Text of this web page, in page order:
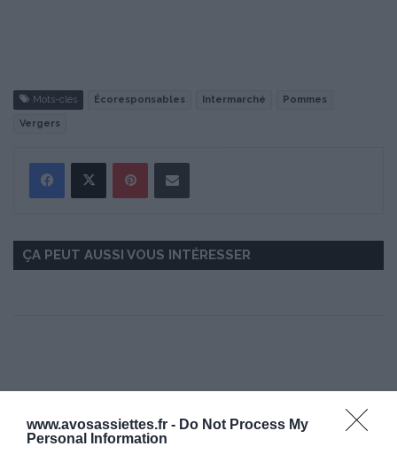
www.avosassiettes.fr - Do Not Process My
Personal Information
Mots-clés Écoresponsables Intermarché Pommes
Vergers
ÇA PEUT AUSSI VOUS INTÉRESSER